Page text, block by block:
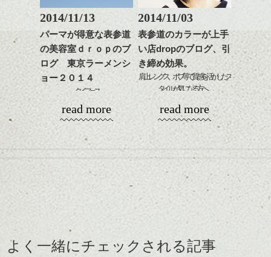
ハンサムショート／ヘッド
スパ／伸びても目立たない
ヘアカラー/ハイライト/ダブ
ルカラー/髪質改善/TOKIOト
リートメント/ブリーチ/イン
ナーカラー/イルミナカラー/
ミニボブ/抜け感ショート/バ
レイヤージュ/縮毛矯正
ンジの事等
是非なんでもご相談して
下さい。
お待ちしております
シバタ
ワンレングスのボブにゆるいウェーブのパ
ーマがかかった状態です。いい雰囲気です
が、ちょっと大人のショートにしたいとの
オーダーだったので、スタイルチェンジし
ます。
このモデルさんは、首が細く身長もあるの
でそのポイントをいかして、襟足短めのマ
ェンジしました。
簡単にできますよ ＾＾
ちなみにdropでも、ヘアアレンジのメニュー
があります。
¥３０００～
値段は各スタイリストと、要相談ですが。
美容室の後に、ちょっといい所にディナー
に行く、彼とデートの予定がある・・・etc
いつもと違う雰囲気で出掛けてみてはいか
はやし
2014/11/13
パーマが得意な表参道
の美容室ｄｒｏｐのブ
ログ 東京ラーメンシ
ョー２０１４
タイフェス
肉フェス
・・・最近、〇〇フェスってよく耳にしま
せんか？
私達、土日が仕事の美容師は、このテの催
しに行ってみたくても行けないものなので
read more
2014/11/03
表参道のカラーが上手
い店dropのブログ、引
き締め効果。
肩上レングス、ボブ等で質感を活かしたス
タイルが気になる方へ、
例えば、
素髪なイメージで,ややクール,自然体の、
ダークカラーボブ。
モードな空気感をなんとなく取り入れたい
時にも良いです。
read more
よく一緒にチェックされる記事